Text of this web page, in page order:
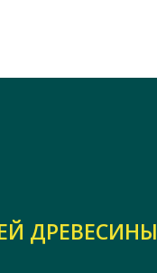
ДРЕВЕСИНЫ